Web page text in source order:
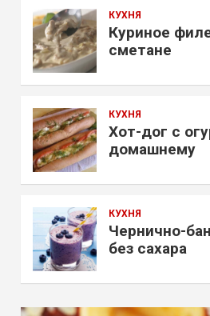
КУХНЯ
Куриное
сметане
КУХНЯ
Хот-дог с
домашнему
КУХНЯ
Чернично-
без сахара